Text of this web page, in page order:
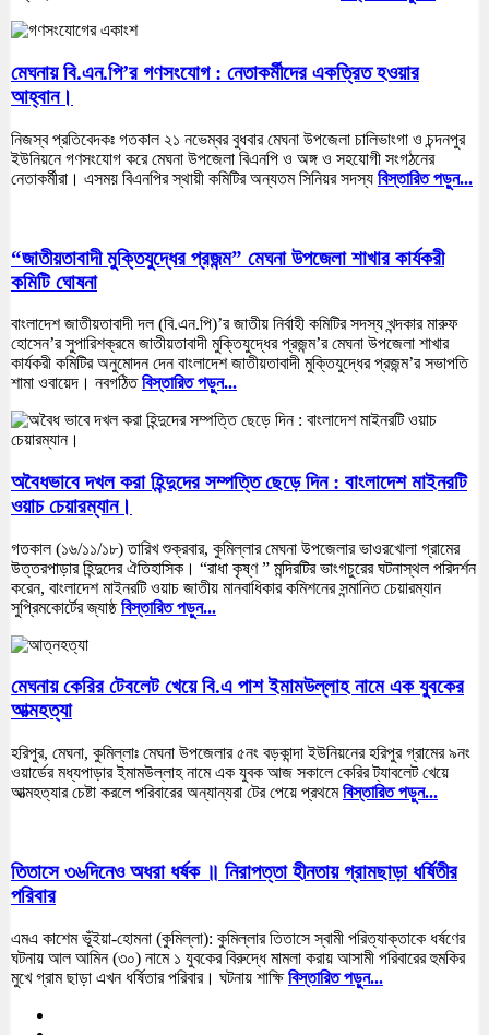
মেঘনায় বি.এন.পি’র গণসংযোগ : নেতাকর্মীদের একত্রিত হওয়ার
আহ্বান।
নিজস্ব প্রতিবেদকঃ গতকাল ২১ নভেম্বর বুধবার মেঘনা উপজেলা চালিভাংগা ও চন্দনপুর
ইউনিয়নে গণসংযোগ করে মেঘনা উপজেলা বিএনপি ও অঙ্গ ও সহযোগী সংগঠনের
নেতাকর্মীরা। এসময় বিএনপির স্থায়ী কমিটির অন্যতম সিনিয়র সদস্য বিস্তারিত পড়ুন...
“জাতীয়তাবাদী মুক্তিযুদ্ধের প্রজন্ম” মেঘনা উপজেলা শাখার কার্যকরী
কমিটি ঘোষনা
বাংলাদেশ জাতীয়তাবাদী দল (বি.এন.পি)’র জাতীয় নির্বাহী কমিটির সদস্য খন্দকার মারুফ
হোসেন’র সুপারিশক্রমে জাতীয়তাবাদী মুক্তিযুদ্ধের প্রজন্ম’র মেঘনা উপজেলা শাখার
কার্যকরী কমিটির অনুমোদন দেন বাংলাদেশ জাতীয়তাবাদী মুক্তিযুদ্ধের প্রজন্ম’র সভাপতি
শামা ওবায়েদ। নবগঠিতবিস্তারিত পড়ুন...
অবৈধভাবে দখল করা হিন্দুদের সম্পত্তি ছেড়ে দিন : বাংলাদেশ মাইনরটি
ওয়াচ চেয়ারম্যান।
গতকাল (১৬/১১/১৮) তারিখ শুক্রবার, কুমিল্লার মেঘনা উপজেলার ভাওরখোলা গ্রামের
উত্তরপাড়ার হিন্দুদের ঐতিহাসিক। “রাধা কৃষ্ণ ” মন্দিরটির ভাংগচুরের ঘটনাস্থল পরিদর্শন
করেন, বাংলাদেশ মাইনরটি ওয়াচ জাতীয় মানবাধিকার কমিশনের সন্মানিত চেয়ারম্যান
সুপ্রিমকোর্টের জ্যাষ্ঠবিস্তারিত পড়ুন...
মেঘনায় কেরির টেবলেট খেয়ে বি.এ পাশ ইমামউল্লাহ নামে এক যুবকের
আত্মহত্যা
হরিপুর, মেঘনা, কুমিল্লাঃ মেঘনা উপজেলার ৫নং বড়কান্দা ইউনিয়নের হরিপুর গ্রামের ৯নং
ওয়ার্ডের মধ্যপাড়ার ইমামউল্লাহ নামে এক যুবক আজ সকালে কেরির ট্যাবলেট খেয়ে
আত্মহত্যার চেষ্টা করলে পরিবারের অন্যান্যরা টের পেয়ে প্রথমেবিস্তারিত পড়ুন...
তিতাসে ৩৬দিনেও অধরা ধর্ষক ॥ নিরাপত্তা হীনতায় গ্রামছাড়া ধর্ষিতীর
পরিবার
এমএ কাশেম ভূঁইয়া-হোমনা (কুমিল্লা): কুমিল্লার তিতাসে স্বামী পরিত্যাক্তাকে ধর্ষণের
ঘটনায় আল আমিন (৩০) নামে ১ যুবকের বিরুদ্ধে মামলা করায় আসামী পরিবারের হুমকির
মুখে গ্রাম ছাড়া এখন ধর্ষিতার পরিবার। ঘটনায় শাক্ষিবিস্তারিত পড়ুন...